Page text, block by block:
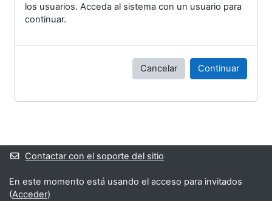
los usuarios. Acceda al sistema con un usuario para
continuar.
Cancelar Continuar
Bloques suplementarios
Contactar con el soporte del sitio
En este momento está usando el acceso para invitados
(Acceder)